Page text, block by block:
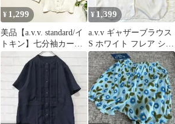
¥ 1,299
美品【a.v.v. standard/イ
トキン】七分袖カーデ
ィガン 総レース 白
¥ 1,399
a.v.v ギャザーブラウス
S ホワイト フレア シル
クタッチ 半袖